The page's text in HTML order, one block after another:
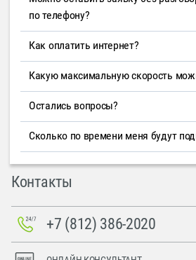
по телефону?
Как оплатить интернет?
Какую максимальную скорость
Остались вопросы?
Сколько по времени меня будут
Контакты
+7 (812) 386-2020